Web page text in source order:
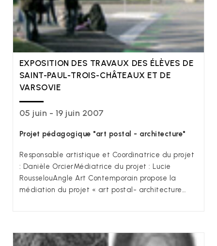
EXPOSITION DES TRAVAUX DES ÉLÈVES DE
SAINT-PAUL-TROIS-CHÂTEAUX ET DE
VARSOVIE
05 juin - 19 juin 2007
Projet pédagogique "art postal - architecture"
Responsable artistique et Coordinatrice du projet
: Danièle OrcierMédiatrice du projet : Lucie
RousselouAngle Art Contemporain propose la
médiation du projet « art postal- architecture…